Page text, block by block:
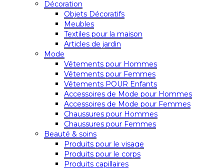
Décoration
Objets Décoratifs
Meubles
Textiles pour la maison
Articles de jardin
Mode
Vêtements pour Hommes
Vêtements pour Femmes
Vêtements POUR Enfants
Accessoires de Mode pour Hommes
Accessoires de Mode pour Femmes
Chaussures pour Hommes
Chaussures pour Femmes
Beauté & soins
Produits pour le visage
Produits pour le corps
Produits capillaires